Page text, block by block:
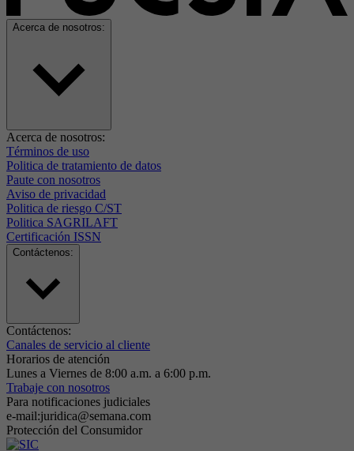
Acerca de nosotros:
Acerca de nosotros:
Términos de uso
Politica de tratamiento de datos
Paute con nosotros
Aviso de privacidad
Politica de riesgo C/ST
Politica SAGRILAFT
Certificación ISSN
Contáctenos:
Contáctenos:
Canales de servicio al cliente
Horarios de atención
Lunes a Viernes de 8:00 a.m. a 6:00 p.m.
Trabaje con nosotros
Para notificaciones judiciales
e-mail:juridica@semana.com
Protección del Consumidor